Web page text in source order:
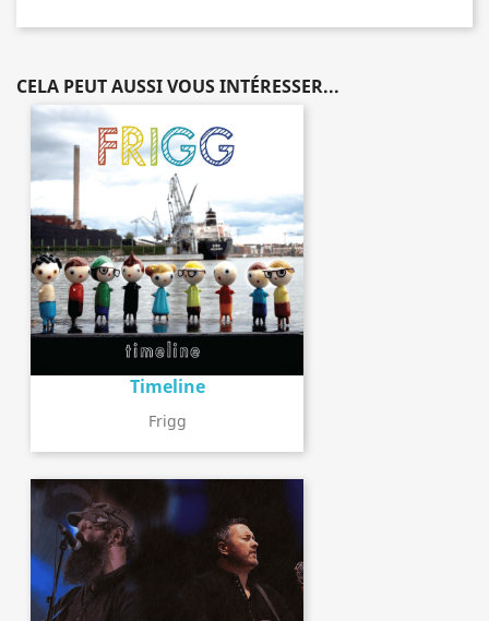
CELA PEUT AUSSI VOUS INTÉRESSER...
Timeline
Frigg